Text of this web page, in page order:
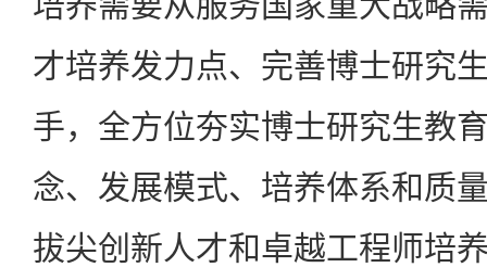
才培养发力点、完善博士研究
手，全方位夯实博士研究生教
念、发展模式、培养体系和质
拔尖创新人才和卓越工程师培